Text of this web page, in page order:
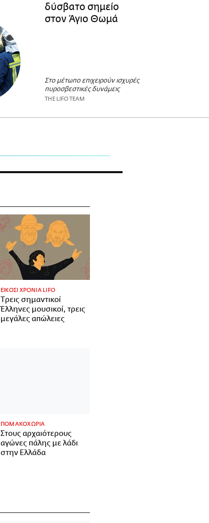
δύσβατο σημείο
στον Άγιο Θωμά
Στο μέτωπο επιχειρούν ισχυρές
πυροσβεστικές δυνάμεις
THE LIFO TEAM
ΕΙΚΟΣΙ ΧΡΟΝΙΑ LIFO
Tρεις σημαντικοί
Έλληνες μουσικοί, τρεις
μεγάλες απώλειες
ΠΟΜΑΚΟΧΩΡΙΑ
Στους αρχαιότερους
αγώνες πάλης με λάδι
στην Ελλάδα